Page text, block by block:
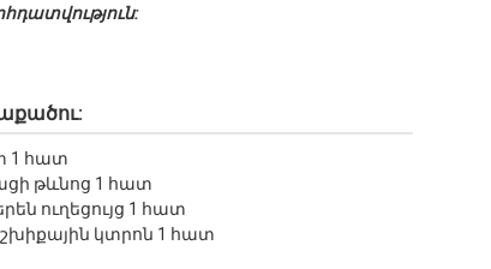
1 հատ
թևնոց 1 հատ
ուղեցույց 1 հատ
կտրոն 1 հատ